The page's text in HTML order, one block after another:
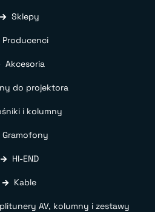
Sklepy
Producenci
Akcesoria
do projektora
i kolumny
Gramofony
HI-END
Kable
AV, kolumny i zestawy